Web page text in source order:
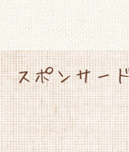
スポンサー